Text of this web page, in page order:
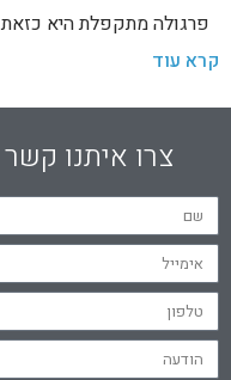
פרגולה מתקפלת היא
קרא עוד
צרו איתנו